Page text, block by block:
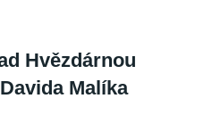
Hvězdárnou
Malíka